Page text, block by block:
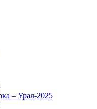
– Урал-2025